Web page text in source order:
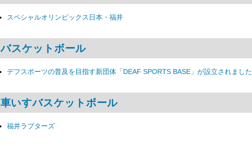
スペシャルオリンピックス日本・福井
バスケットボール
デフスポーツの普及を目指す新団体「DEAF SPORTS BASE」が設立されました
車いすバスケットボール
福井ラプターズ